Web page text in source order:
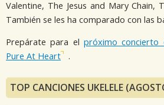
Valentine, The Jesus and Mary Chain,
También se les ha comparado con las
Prepárate para el próximo concierto
Pure At Heart
.
TOP CANCIONES UKELELE